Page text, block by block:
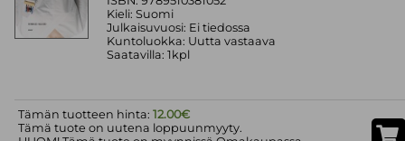
Kieli: Suomi
Julkaisuvuosi: Ei tiedossa
Kuntoluokka: Uutta vastaava
Saatavilla: 1kpl
Tämän tuotteen hinta:12.00€
Tämä tuote on uutena loppuunmyyty.